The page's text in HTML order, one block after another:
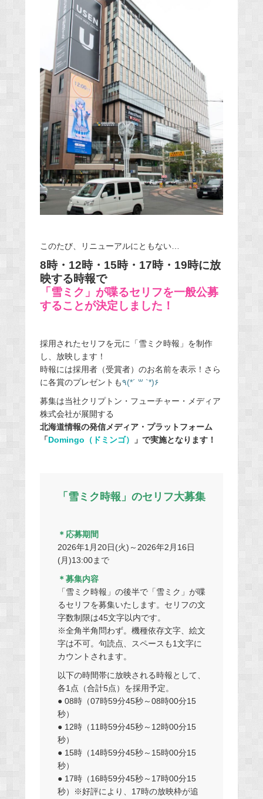
このたび、リニューアルにともない…
8時・12時・15時・17時・19時に放
映する時報で
「雪ミク」が喋るセリフを一般公募
することが決定しました！
採用されたセリフを元に「雪ミク時報」を制作
し、放映します！
時報には採用者（受賞者）のお名前を表示！さら
に各賞のプレゼントも٩(*´ ꒳ `*)۶
募集は当社クリプトン・フューチャー・メディア
株式会社が展開する
北海道情報の発信メディア・プラットフォーム
「Domingo（ドミンゴ） 」で実施となります！
「雪ミク時報」のセリフ大募集
＊応募期間
2026年1月20日(火)～2026年2月16日
(月)13:00まで
＊募集内容
「雪ミク時報」の後半で「雪ミク」が喋
るセリフを募集いたします。セリフの文
字数制限は45文字以内です。
※全角半角問わず。機種依存文字、絵文
字は不可。句読点、スペースも1文字に
カウントされます。
以下の時間帯に放映される時報として、
各1点（合計5点）を採用予定。
● 08時（07時59分45秒～08時00分15
秒）
● 12時（11時59分45秒～12時00分15
秒）
● 15時（14時59分45秒～15時00分15
秒）
● 17時（16時59分45秒～17時00分15
秒）※好評により、17時の放映枠が追